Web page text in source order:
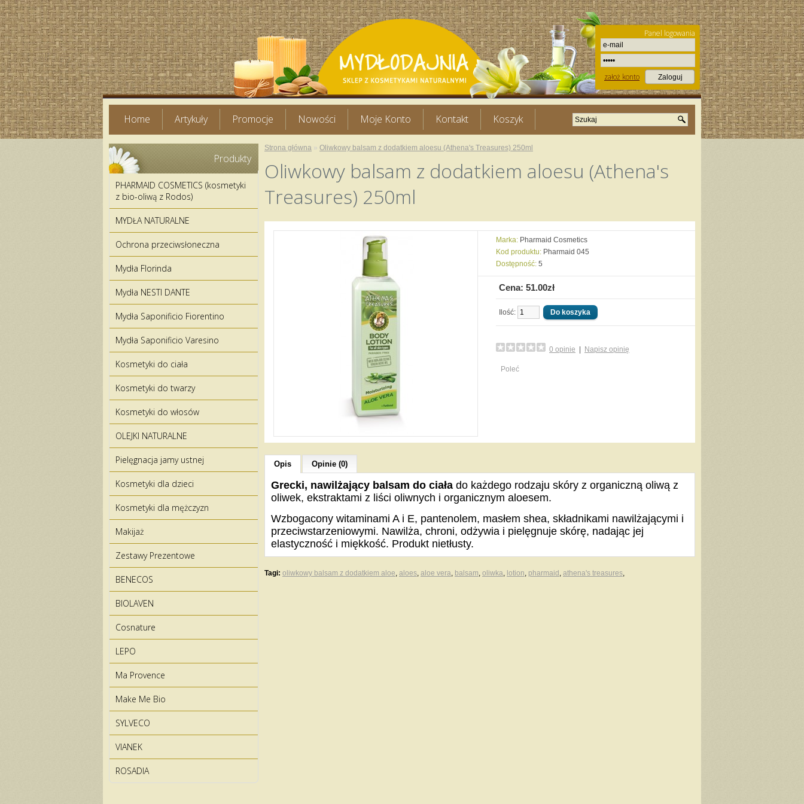
Panel logowania
założ konto
Home Artykuły Promocje Nowości Moje Konto Kontakt Koszyk
Produkty
PHARMAID COSMETICS (kosmetyki
z bio-oliwą z Rodos)
MYDŁA NATURALNE
Ochrona przeciwsłoneczna
Mydła Florinda
Mydła NESTI DANTE
Mydła Saponificio Fiorentino
Mydła Saponificio Varesino
Kosmetyki do ciała
Kosmetyki do twarzy
Kosmetyki do włosów
OLEJKI NATURALNE
Pielęgnacja jamy ustnej
Kosmetyki dla dzieci
Kosmetyki dla mężczyzn
Makijaż
Zestawy Prezentowe
BENECOS
BIOLAVEN
Cosnature
LEPO
Ma Provence
Make Me Bio
SYLVECO
VIANEK
ROSADIA
Strona główna » Oliwkowy balsam z dodatkiem aloesu (Athena's Treasures) 250ml
Oliwkowy balsam z dodatkiem aloesu (Athena's
Treasures) 250ml
Marka: Pharmaid Cosmetics
Kod produktu: Pharmaid 045
Dostępność: 5
Cena: 51.00zł
Ilość:
0 opinie Napisz opinię
Poleć
Opis Opinie (0)
Grecki, nawilżający balsam do ciała do każdego rodzaju skóry z organiczną oliwą z
oliwek, ekstraktami z liści oliwnych i organicznym aloesem.
Wzbogacony witaminami A i E, pantenolem, masłem shea, składnikami nawilżającymi i
przeciwstarzeniowymi. Nawilża, chroni, odżywia i pielęgnuje skórę, nadając jej
elastyczność i miękkość. Produkt nietłusty.
Tagi: oliwkowy balsam z dodatkiem aloe, aloes, aloe vera, balsam, oliwka, lotion, pharmaid , athena's treasures,